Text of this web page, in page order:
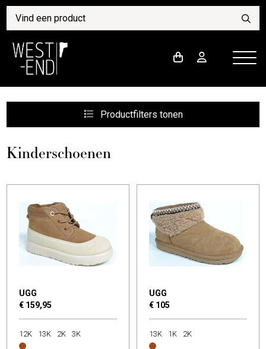
Productfilters tonen
Kinderschoenen
UGG
€ 159,95
12K 13K 2K 3K
UGG
€ 105
13K 1K 2K